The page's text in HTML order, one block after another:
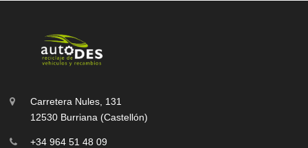
Carretera Nules, 131
12530 Burriana (Castellón)
+34 964 51 48 09